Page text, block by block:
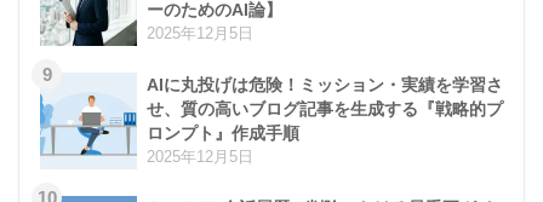
ーのためのAI論】
2025年12月5日
9
AIに丸投げは危険！ミッション・実績を学習さ
せ、質の高いブログ記事を生成する『戦略的プ
ロンプト』作成手順
2025年12月5日
10